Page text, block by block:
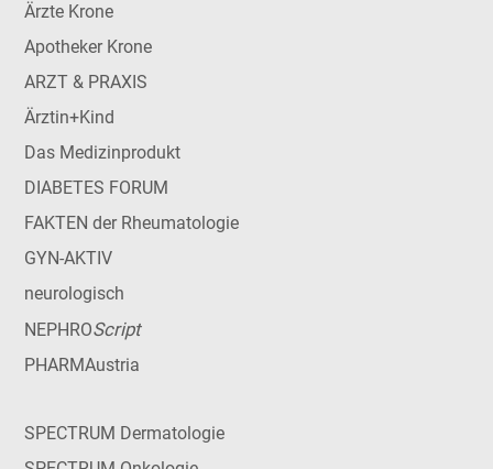
Ärzte Krone
Apotheker Krone
ARZT & PRAXIS
Ärztin+Kind
Das Medizinprodukt
DIABETES FORUM
FAKTEN der Rheumatologie
GYN-AKTIV
neurologisch
NEPHROScript
PHARMAustria
SPECTRUM Dermatologie